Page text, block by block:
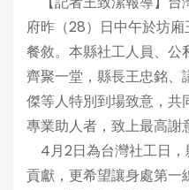
府昨（28）日中午於坊廂
餐敘。本縣社工人員、公
齊聚一堂，縣長王忠銘、
傑等人特別到場致意，共
專業助人者，致上最高謝
4月2日為台灣社工日，
貢獻，更希望讓身處第一